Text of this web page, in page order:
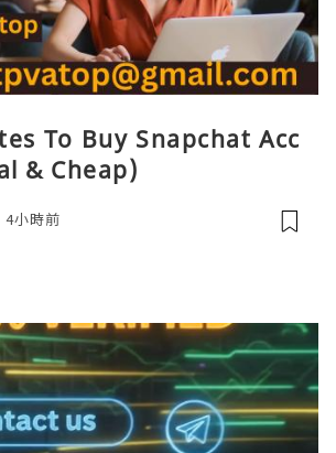
To Buy Snapchat Acc
& Cheap)
4小時前